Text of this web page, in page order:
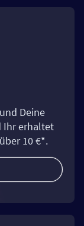
Deine
Ihr erhaltet
10 €*.